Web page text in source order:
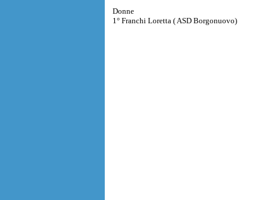
Donne
1° Franchi Loretta ( ASD Borgonuovo)